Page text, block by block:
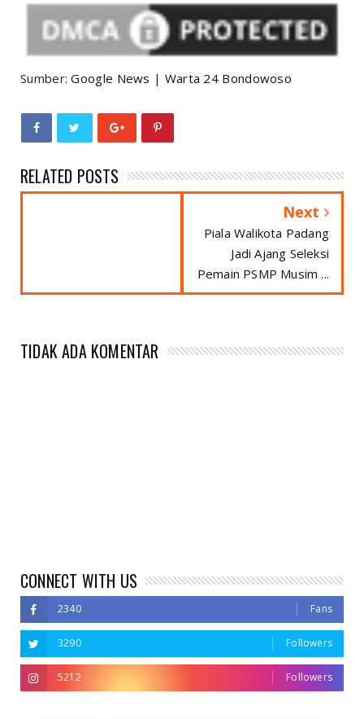
Sumber:Google News | Warta 24 Bondowoso
RELATED POSTS
Next
Piala Walikota Padang
Jadi Ajang Seleksi
Pemain PSMP Musim ...
TIDAK ADA KOMENTAR
CONNECT WITH US
2340 Fans
3290 Followers
5212 Followers